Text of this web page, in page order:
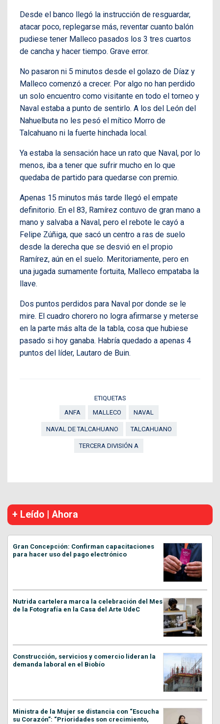
Desde el banco llegó la instrucción de resguardar,
atacar poco, replegarse más, reventar cuanto balón
pudiese tener Malleco pasados los 3 tres cuartos
de cancha y hacer tiempo. Grave error.
No pasaron ni 5 minutos desde el golazo de Díaz y
Malleco comenzó a crecer. Por algo no han perdido
un solo encuentro como visitante en todo el torneo y
Naval estaba a punto de sentirlo. A los del León del
Nahuelbuta no les pesó el mítico Morro de
Talcahuano ni la fuerte hinchada local.
Ya estaba la sensación hace un rato que Naval, por lo
menos, iba a tener que sufrir mucho en lo que
quedaba de partido para quedarse con premio.
Apenas 15 minutos más tarde llegó el empate
definitorio. En el 83, Ramírez contuvo de gran mano a
mano y salvaba a Naval, pero el rebote le cayó a
Felipe Zúñiga, que sacó un centro a ras de suelo
desde la derecha que se desvió en el propio
Ramírez, aún en el suelo. Meritoriamente, pero en
una jugada sumamente fortuita, Malleco empataba la
llave.
Dos puntos perdidos para Naval por donde se le
mire. El cuadro chorero no logra afirmarse y meterse
en la parte más alta de la tabla, cosa que hubiese
pasado si hoy ganaba. Habría quedado a apenas 4
puntos del líder, Lautaro de Buin.
ETIQUETAS
ANFA
MALLECO NAVAL
NAVAL DE TALCAHUANO TALCAHUANO
TERCERA DIVISIÓN A
+ Leído | Ahora
Gran Concepción: Confirman capacitaciones
para hacer uso del pago electrónico
Nutrida cartelera marca la celebración del Mes
de la Fotografía en la Casa del Arte UdeC
Construcción, servicios y comercio lideran la
demanda laboral en el Biobío
Ministra de la Mujer se distancia con “Escucha
su Corazón”: “Prioridades son crecimiento,